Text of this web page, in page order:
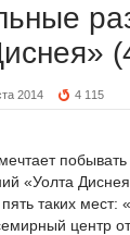
2014 4 115
«Уолта
таких мест:
центр